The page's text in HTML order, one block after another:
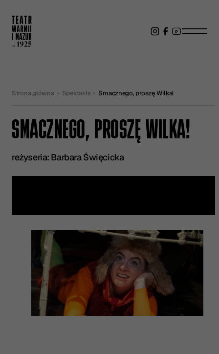
Strona główna Spektakle Smacznego, proszę Wilka!
SMACZNEGO, PROSZĘ WILKA!
reżyseria: Barbara Święcicka